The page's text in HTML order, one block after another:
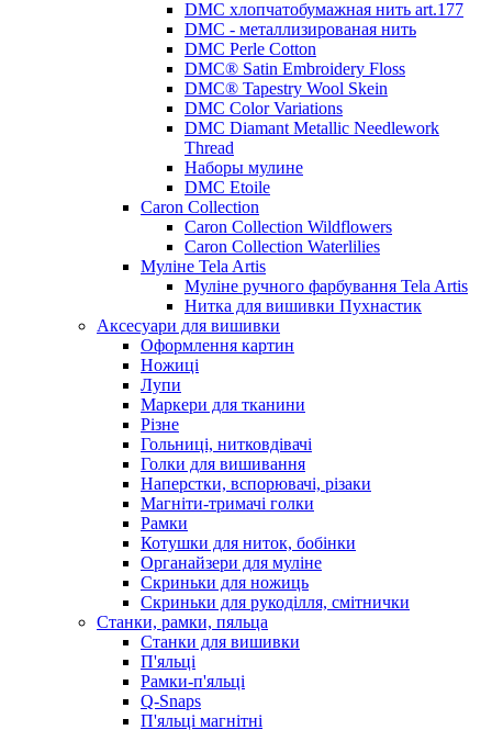
DMC хлопчатобумажная нить art.177
DMC - металлизированая нить
DMC Perle Cotton
DMC® Satin Embroidery Floss
DMC® Tapestry Wool Skein
DMC Color Variations
DMC Diamant Metallic Needlework
Thread
Наборы мулине
DMC Etoile
Caron Collection
Caron Collection Wildflowers
Caron Collection Waterlilies
Муліне Tela Artis
Муліне ручного фарбування Tela Artis
Нитка для вишивки Пухнастик
Аксесуари для вишивки
Оформлення картин
Ножиці
Лупи
Маркери для тканини
Різне
Гольниці, нитковдівачі
Голки для вишивання
Наперстки, вспорювачі, різаки
Магніти-тримачі голки
Рамки
Котушки для ниток, бобінки
Органайзери для муліне
Скриньки для ножиць
Скриньки для рукоділля, смітнички
Станки, рамки, пяльца
Станки для вишивки
П'яльці
Рамки-п'яльці
Q-Snaps
П'яльці магнітні